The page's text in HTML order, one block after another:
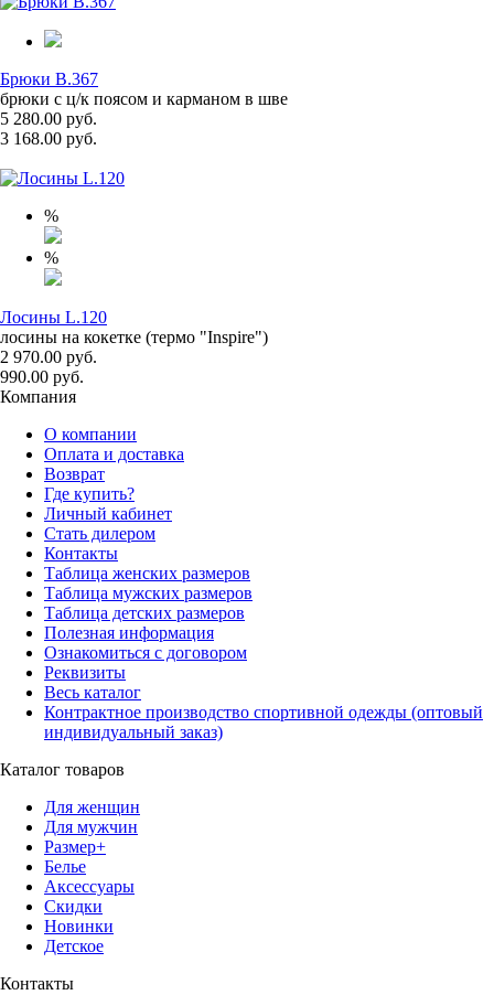
Брюки B.367
брюки с ц/к поясом и карманом в шве
5 280.00 руб.
3 168.00 руб.
%
%
Лосины L.120
лосины на кокетке (термо "Inspire")
2 970.00 руб.
990.00 руб.
Компания
О компании
Оплата и доставка
Возврат
Где купить?
Личный кабинет
Стать дилером
Контакты
Таблица женских размеров
Таблица мужских размеров
Таблица детских размеров
Полезная информация
Ознакомиться с договором
Реквизиты
Весь каталог
Контрактное производство спортивной одежды (оптовый
индивидуальный заказ)
Каталог товаров
Для женщин
Для мужчин
Размер+
Белье
Аксессуары
Скидки
Новинки
Детское
Контакты